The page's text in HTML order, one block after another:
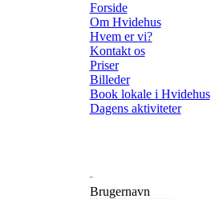
Forside
Om Hvidehus
Hvem er vi?
Kontakt os
Priser
Billeder
Book lokale i Hvidehus
Dagens aktiviteter
Brugernavn